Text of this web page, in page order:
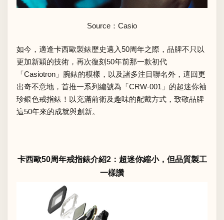
Source： Casio
如今，適逢卡西歐製錶歷史邁入50周年之際，品牌不只以
更加新穎的技術，再次復刻50年前那一款初代
「Casiotron」腕錶的模樣，以及諸多注目聯名外，這回更
出奇不意地，首推一系列編號為「CRW-001」的超迷你袖
珍銀色戒指錶！以充滿前衛及趣味的配戴方式，致敬品牌
這50年來的成就與創新。
卡西歐50周年戒指錶介紹2：超迷你縮小，但品質製工
一樣讚